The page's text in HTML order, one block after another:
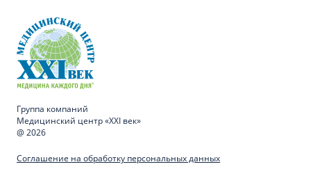
Группа компаний
Медицинский центр «XXI век»
@ 2026
Соглашение на обработку персональных данных